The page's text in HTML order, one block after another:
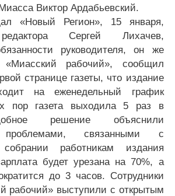
Виктор Ардабьевский.
«Новый Регион», 15 января,
Сергей Лихачев,
руководителя, он же
рабочий», сообщил
странице газеты, что издание
на еженедельный график
пор газета выходила 5 раз в
решение объяснили
проблемами, связанными с
работникам издания
будет урезана на 70%, а
до 3 часов. Сотрудники
рабочий» выступили с открытым